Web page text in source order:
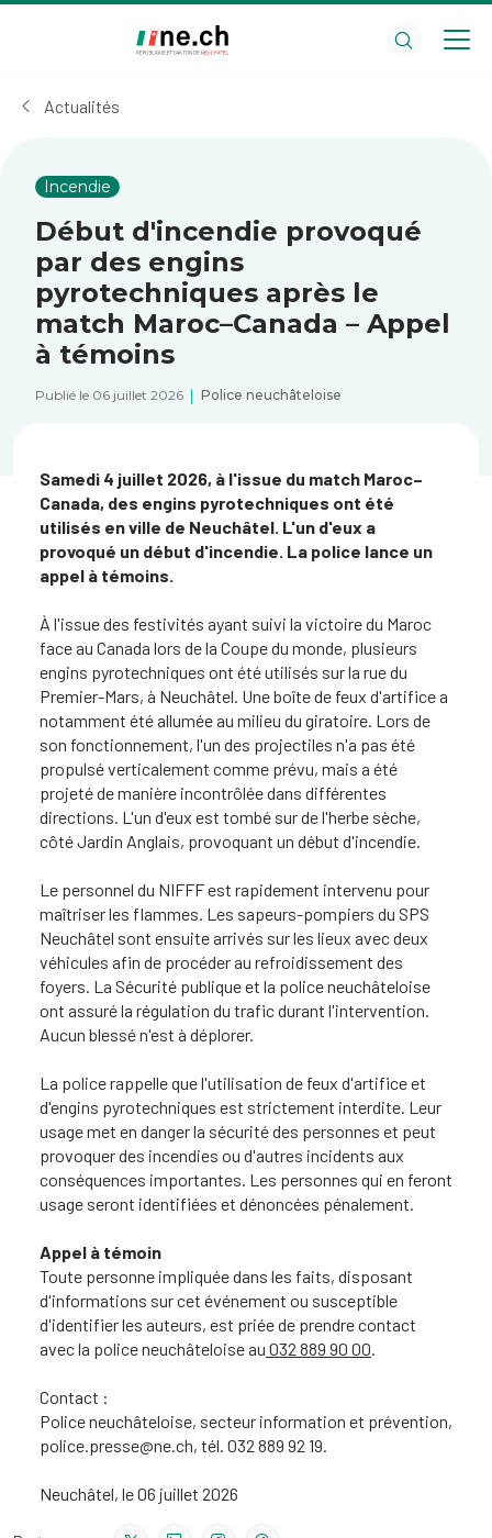
cookies
Actualités
Incendie
Début d'incendie provoqué
par des engins
pyrotechniques après le
match Maroc–Canada – Appel
à témoins
Publié le 06 juillet 2026 Police neuchâteloise
Samedi 4 juillet 2026, à l'issue du match Maroc–
Canada, des engins pyrotechniques ont été
utilisés en ville de Neuchâtel. L'un d'eux a
provoqué un début d'incendie. La police lance un
appel à témoins.
À l'issue des festivités ayant suivi la victoire du Maroc
face au Canada lors de la Coupe du monde, plusieurs
engins pyrotechniques ont été utilisés sur la rue du
Premier-Mars, à Neuchâtel. Une boîte de feux d'artifice a
notamment été allumée au milieu du giratoire. Lors de
son fonctionnement, l'un des projectiles n'a pas été
propulsé verticalement comme prévu, mais a été
projeté de manière incontrôlée dans différentes
directions. L'un d'eux est tombé sur de l'herbe sèche,
côté Jardin Anglais, provoquant un début d'incendie.
Le personnel du NIFFF est rapidement intervenu pour
maîtriser les flammes. Les sapeurs-pompiers du SPS
Neuchâtel sont ensuite arrivés sur les lieux avec deux
véhicules afin de procéder au refroidissement des
foyers. La Sécurité publique et la police neuchâteloise
ont assuré la régulation du trafic durant l'intervention.
Aucun blessé n'est à déplorer.
La police rappelle que l'utilisation de feux d'artifice et
d'engins pyrotechniques est strictement interdite. Leur
usage met en danger la sécurité des personnes et peut
provoquer des incendies ou d'autres incidents aux
conséquences importantes. Les personnes qui en feront
usage seront identifiées et dénoncées pénalement.
Appel à témoin
Toute personne impliquée dans les faits, disposant
d'informations sur cet événement ou susceptible
d'identifier les auteurs, est priée de prendre contact
avec la police neuchâteloise au 032 889 90 00.
Contact :
Police neuchâteloise, secteur information et prévention,
police.presse@ne.ch, tél. 032 889 92 19.
Neuchâtel, le 06 juillet 2026